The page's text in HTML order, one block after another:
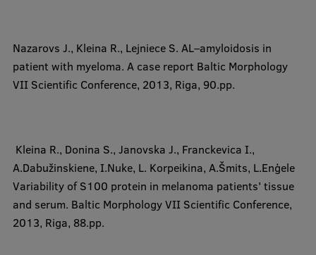
​Nazarovs J., Kleina R., Lejniece S. AL–amyloidosis in
patient with myeloma. A case report Baltic Morphology
VII Scientific Conference, 2013, Riga, 90.pp.
Kleina R., Donina S., Janovska J., Franckevica I.,
A.Dabužinskiene, I.Nuke, L. Korpeikina, A.Šmits, L.Enģele
Variability of S100 protein in melanoma patients' tissue
and serum. Baltic Morphology VII Scientific Conference,
2013, Riga, 88.pp.